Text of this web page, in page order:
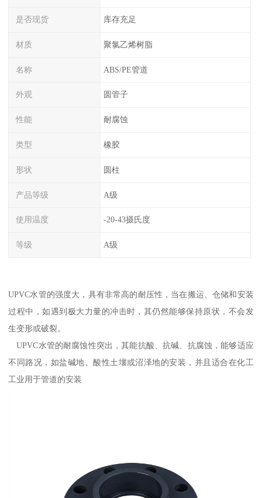
是否现货 库存充足
材质 聚氯乙烯树脂
名称 ABS/PE管道
外观 圆管子
性能 耐腐蚀
类型 橡胶
形状 圆柱
产品等级 A级
使用温度 -20-43摄氏度
等级 A级
UPVC水管的强度大，具有非常高的耐压性，当在搬运、仓储和安装
过程中，如遇到极大力量的冲击时，其仍然能够保持原状，不会发
生变形或破裂。
UPVC水管的耐腐蚀性突出，其能抗酸、抗碱、抗腐蚀，能够适应
不同路况，如盐碱地、酸性土壤或沼泽地的安装，并且适合在化工
工业用于管道的安装